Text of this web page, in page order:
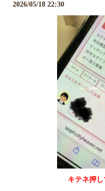
2026/05/18 22:30
キテネ押し